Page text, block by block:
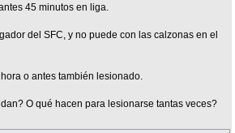
45 minutos en liga.
del SFC, y no puede con las calzonas en el
o antes también lesionado.
O qué hacen para lesionarse tantas veces?